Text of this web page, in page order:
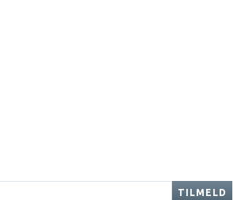
TILMELD